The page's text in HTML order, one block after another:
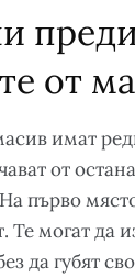
от
имат
от
първо
Те могат да
да губят